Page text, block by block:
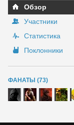
Обзор
Участники
Статистика
Поклонники
ФАНАТЫ (73)